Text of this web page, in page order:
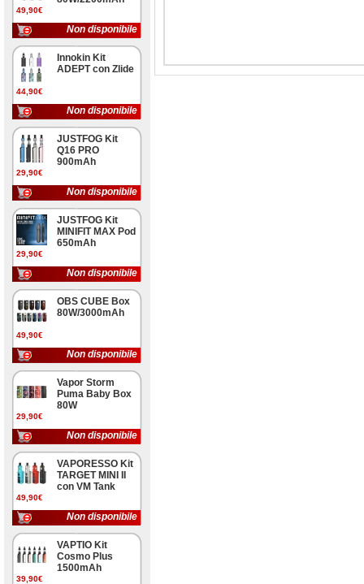
49,90€
Non disponibile
44,90€
Innokin Kit
ADEPT con Zlide
Non disponibile
29,90€
JUSTFOG Kit
Q16 PRO
900mAh
Non disponibile
29,90€
JUSTFOG Kit
MINIFIT MAX Pod
650mAh
Non disponibile
49,90€
OBS CUBE Box
80W/3000mAh
Non disponibile
29,90€
Vapor Storm
Puma Baby Box
80W
Non disponibile
49,90€
VAPORESSO Kit
TARGET MINI II
con VM Tank
Non disponibile
39,90€
VAPTIO Kit
Cosmo Plus
1500mAh